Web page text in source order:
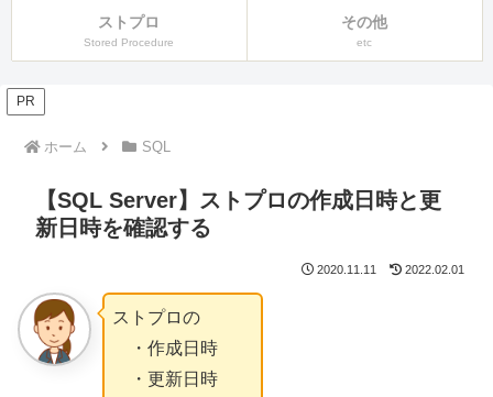
ストプロ
Stored Procedure
その他
etc
PR
ホーム SQL
【SQL Server】ストプロの作成日時と更
新日時を確認する
2020.11.11 2022.02.01
ストプロの
・作成日時
・更新日時